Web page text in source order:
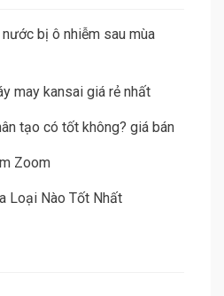
bị ô nhiễm sau mùa
may kansai giá rẻ nhất
tạo có tốt không? giá bán
Zoom
Loại Nào Tốt Nhất